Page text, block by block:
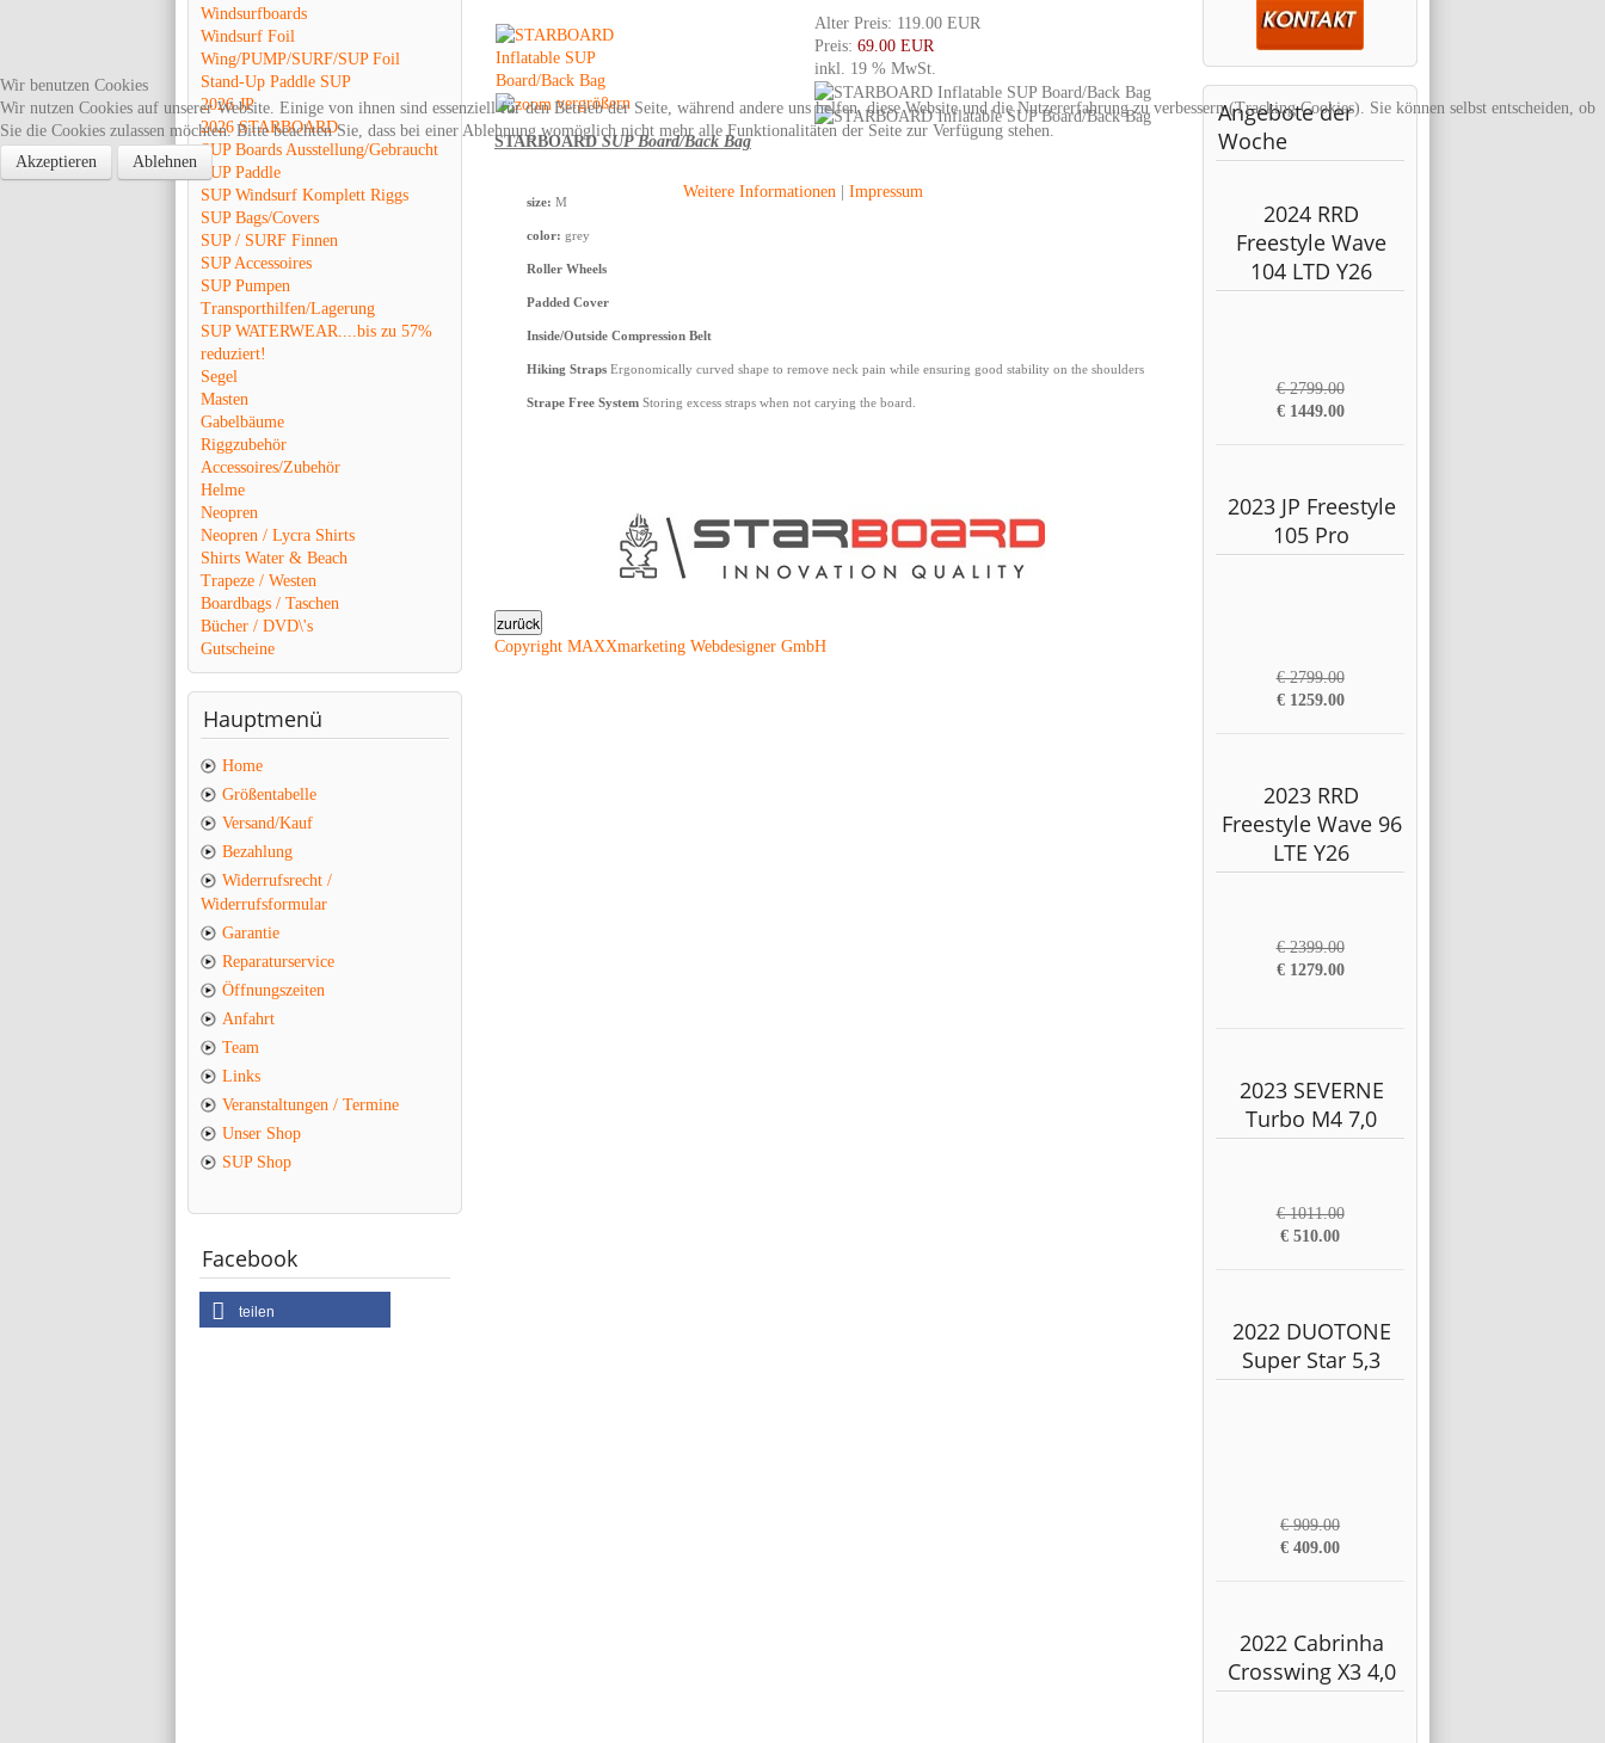
Windsurfboards
Windsurf Foil
Wing/PUMP/SURF/SUP Foil
Stand-Up Paddle SUP
2026 JP
2026 STARBOARD
SUP Boards Ausstellung/Gebraucht
SUP Paddle
SUP Windsurf Komplett Riggs
SUP Bags/Covers
SUP / SURF Finnen
SUP Accessoires
SUP Pumpen
Transporthilfen/Lagerung
SUP WATERWEAR....bis zu 57%
reduziert!
Segel
Masten
Gabelbäume
Riggzubehör
Accessoires/Zubehör
Helme
Neopren
Neopren / Lycra Shirts
Shirts Water & Beach
Trapeze / Westen
Boardbags / Taschen
Bücher / DVD\'s
Gutscheine
Hauptmenü
Home
Größentabelle
Versand/Kauf
Bezahlung
Widerrufsrecht /
Widerrufsformular
Garantie
Reparaturservice
Öffnungszeiten
Anfahrt
Team
Links
Veranstaltungen / Termine
Unser Shop
SUP Shop
Facebook
teilen
Angeboteder
Woche
2024 RRD
Freestyle Wave
104 LTD Y26
€ 2799.00
€ 1449.00
2023 JP Freestyle
105 Pro
€ 2799.00
€ 1259.00
2023 RRD
Freestyle Wave 96
LTE Y26
€ 2399.00
€ 1279.00
2023 SEVERNE
Turbo M4 7,0
€ 1011.00
€ 510.00
2022 DUOTONE
Super Star 5,3
€ 909.00
€ 409.00
2022 Cabrinha
Crosswing X3 4,0
vergrößern
Alter Preis: 119.00 EUR
Preis: 69.00 EUR
inkl. 19 % MwSt.
STARBOARDSUP Board/Back Bag
size: M
color: grey
Roller Wheels
Padded Cover
Inside/Outside Compression Belt
Hiking Straps Ergonomically curved shape to remove neck pain while ensuring good stability on the shoulders
Strape Free System Storing excess straps when not carying the board.
Copyright MAXXmarketing Webdesigner GmbH
Wir benutzen Cookies
Wir nutzen Cookies auf unserer Website. Einige von ihnen sind essenziell für den Betrieb der Seite, während andere uns helfen, diese Website und die Nutzererfahrung zu verbessern (Tracking Cookies). Sie können selbst entscheiden, ob
Sie die Cookies zulassen möchten. Bitte beachten Sie, dass bei einer Ablehnung womöglich nicht mehr alle Funktionalitäten der Seite zur Verfügung stehen.
Akzeptieren
Ablehnen
Weitere Informationen| Impressum